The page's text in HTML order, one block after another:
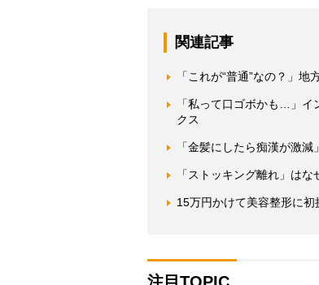
関連記事
「これが“普通”なの？」
「私って口ゴボかも…」イ
クス
「金髪にしたら痴漢が激
「ストッキング離れ」は
15万円かけて美容整形に